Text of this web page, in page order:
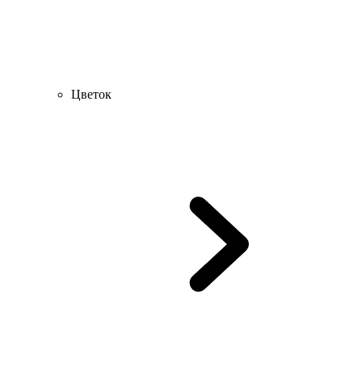
Цветок